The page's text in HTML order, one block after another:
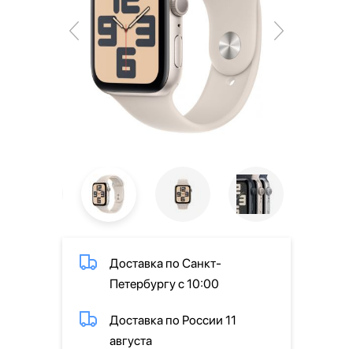
Доставка по Санкт-
Петербургу с 10:00
Доставка по России 11
августа